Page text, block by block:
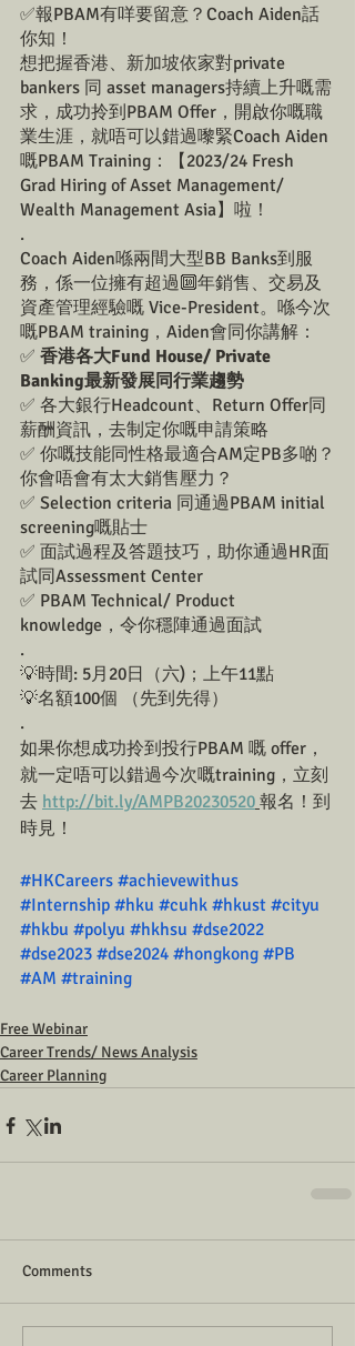
✅報PBAM有咩要留意？Coach Aiden話
你知！
想把握香港、新加坡依家對private
bankers 同 asset managers持續上升嘅需
求，成功拎到PBAM Offer，開啟你嘅職
業生涯，就唔可以錯過嚟緊Coach Aiden
嘅PBAM Training：【2023/24 Fresh
Grad Hiring of Asset Management/
Wealth Management Asia】啦！
.
Coach Aiden喺兩間大型BB Banks到服
務，係一位擁有超過🔟年銷售、交易及
資產管理經驗嘅 Vice-President。喺今次
嘅PBAM training，Aiden會同你講解：
✅ 香港各大Fund House/ Private
Banking最新發展同行業趨勢
✅ 各大銀行Headcount、Return Offer同
薪酬資訊，去制定你嘅申請策略
✅ 你嘅技能同性格最適合AM定PB多啲？
你會唔會有太大銷售壓力？
✅ Selection criteria 同通過PBAM initial
screening嘅貼士
✅ 面試過程及答題技巧，助你通過HR面
試同Assessment Center
✅ PBAM Technical/ Product
knowledge，令你穩陣通過面試
.
💡時間: 5月20日（六)；上午11點
💡名額100個 （先到先得）
.
如果你想成功拎到投行PBAM 嘅 offer，
就一定唔可以錯過今次嘅training，立刻
去 http://bit.ly/AMPB20230520 報名！到
時見！
#HKCareers #achievewithus
#Internship #hku #cuhk #hkust #cityu
#hkbu #polyu #hkhsu #dse2022
#dse2023 #dse2024 #hongkong #PB
#AM #training
Free Webinar
Career Trends/ News Analysis
Career Planning
Comments